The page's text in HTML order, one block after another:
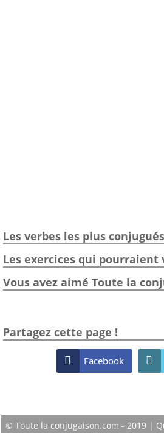
Les verbes les plus conjugués
Les exercices qui pourraient
Vous avez aimé Toute la
Partagez cette page !
 Facebook 
© Toute la conjugaison.com - 2019 |